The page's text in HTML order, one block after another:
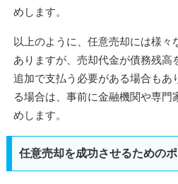
めします。
以上のように、任意売却には様々
ありますが、売却代金が債務残高
追加で支払う必要がある場合もあ
る場合は、事前に金融機関や専門
めします。
任意売却を成功させるための